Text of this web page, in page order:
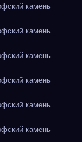
камень
камень
камень
камень
камень
камень